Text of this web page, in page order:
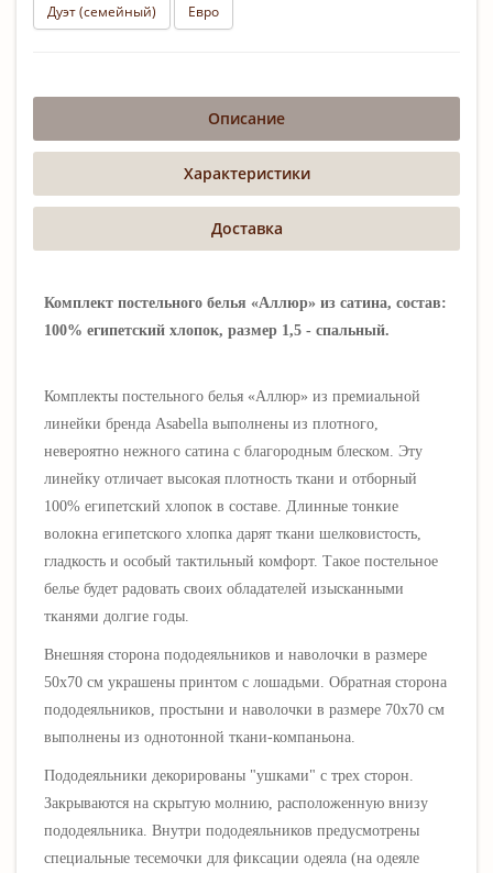
Дуэт (семейный) Евро
Описание
Характеристики
Доставка
Комплект постельного белья «Аллюр» из сатина, состав:
100% египетский хлопок, размер 1,5 - спальный.
Комплекты постельного белья «Аллюр» из премиальной
линейки бренда Asabella выполнены из плотного,
невероятно нежного сатина с благородным блеском. Эту
линейку отличает высокая плотность ткани и отборный
100% египетский хлопок в составе. Длинные тонкие
волокна египетского хлопка дарят ткани шелковистость,
гладкость и особый тактильный комфорт. Такое постельное
белье будет радовать своих обладателей изысканными
тканями долгие годы.
Внешняя сторона пододеяльников и наволочки в размере
50х70 см украшены принтом с лошадьми. Обратная сторона
пододеяльников, простыни и наволочки в размере 70х70 см
выполнены из однотонной ткани-компаньона.
Пододеяльники декорированы "ушками" с трех сторон.
Закрываются на скрытую молнию, расположенную внизу
пододеяльника. Внутри пододеяльников предусмотрены
специальные тесемочки для фиксации одеяла (на одеяле